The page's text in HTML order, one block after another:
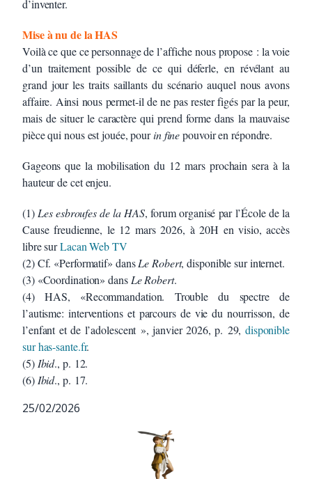
d’inventer.
Mise à nu de la HAS
Voilà ce que ce personnage de l’affiche nous propose : la voie
d’un traitement possible de ce qui déferle, en révélant au
grand jour les traits saillants du scénario auquel nous avons
affaire. Ainsi nous permet-il de ne pas rester figés par la peur,
mais de situer le caractère qui prend forme dans la mauvaise
pièce qui nous est jouée, pourin finepouvoir en répondre.
Gageons que la mobilisation du 12 mars prochain sera à la
hauteur de cet enjeu.
(1)Les esbroufes de la HAS, forum organisé par l’École de la
Cause freudienne, le 12 mars 2026, à 20H en visio, accès
libre surLacan Web TV
(2) Cf. «Performatif» dansLe Robert, disponible sur internet.
(3) «Coordination» dansLe Robert.
(4) HAS, «Recommandation. Trouble du spectre de
l’autisme: interventions et parcours de vie du nourrisson, de
l’enfant et de l’adolescent », janvier 2026, p. 29, disponible
sur has-sante.fr.
(5)Ibid., p. 12.
(6)Ibid., p. 17.
25/02/2026